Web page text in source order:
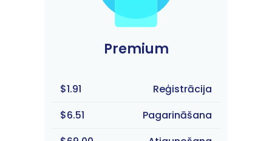
Premium
$1.91
Reģistrācija
$6.51
Pagarināšana